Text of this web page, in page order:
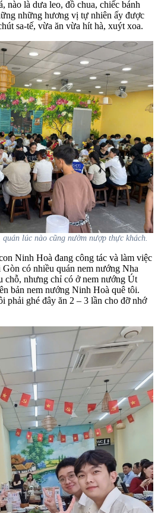
nào là dưa leo, đồ chua, chiếc bánh
những hương vị tự nhiên ấy được
sa-tế, vừa ăn vừa hít hà, xuýt xoa.
lúc nào cũng nườm nượp thực khách.
Ninh Hoà đang công tác và làm việc
có nhiều quán nem nướng Nha
chỗ, nhưng chỉ có ở nem nướng Út
bản nem nướng Ninh Hoà quê tôi.
phải ghé đây ăn 2 – 3 lần cho đỡ nhớ